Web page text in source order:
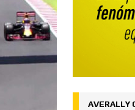
AVERALLY